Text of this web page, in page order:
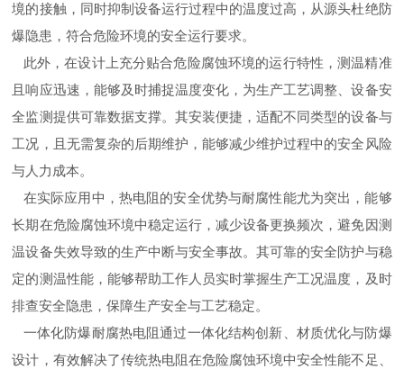
境的接触，同时抑制设备运行过程中的温度过高，从源头杜绝防
爆隐患，符合危险环境的安全运行要求。
此外，在设计上充分贴合危险腐蚀环境的运行特性，测温精准
且响应迅速，能够及时捕捉温度变化，为生产工艺调整、设备安
全监测提供可靠数据支撑。其安装便捷，适配不同类型的设备与
工况，且无需复杂的后期维护，能够减少维护过程中的安全风险
与人力成本。
在实际应用中，热电阻的安全优势与耐腐性能尤为突出，能够
长期在危险腐蚀环境中稳定运行，减少设备更换频次，避免因测
温设备失效导致的生产中断与安全事故。其可靠的安全防护与稳
定的测温性能，能够帮助工作人员实时掌握生产工况温度，及时
排查安全隐患，保障生产安全与工艺稳定。
一体化防爆耐腐热电阻通过一体化结构创新、材质优化与防爆
设计，有效解决了传统热电阻在危险腐蚀环境中安全性能不足、